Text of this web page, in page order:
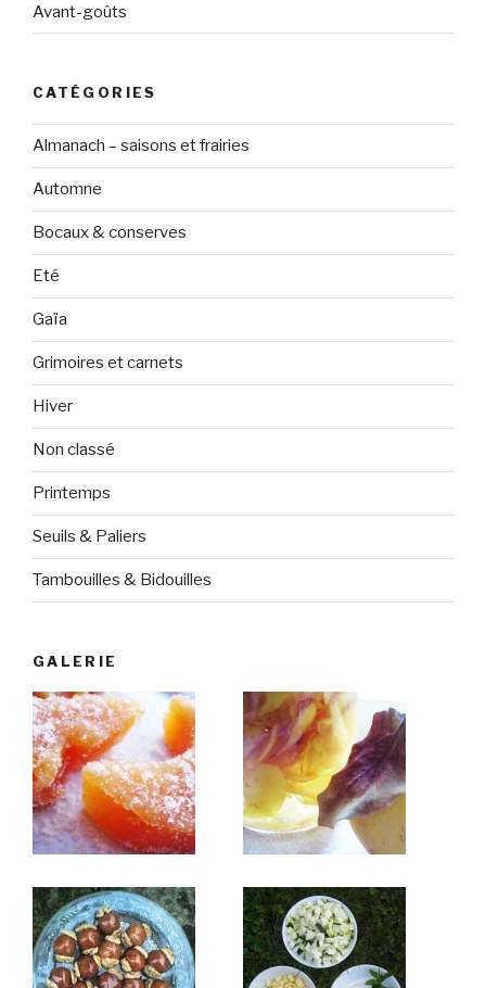
Avant-goûts
CATÉGORIES
Almanach – saisons et frairies
Automne
Bocaux & conserves
Eté
Gaïa
Grimoires et carnets
Hiver
Non classé
Printemps
Seuils & Paliers
Tambouilles & Bidouilles
GALERIE